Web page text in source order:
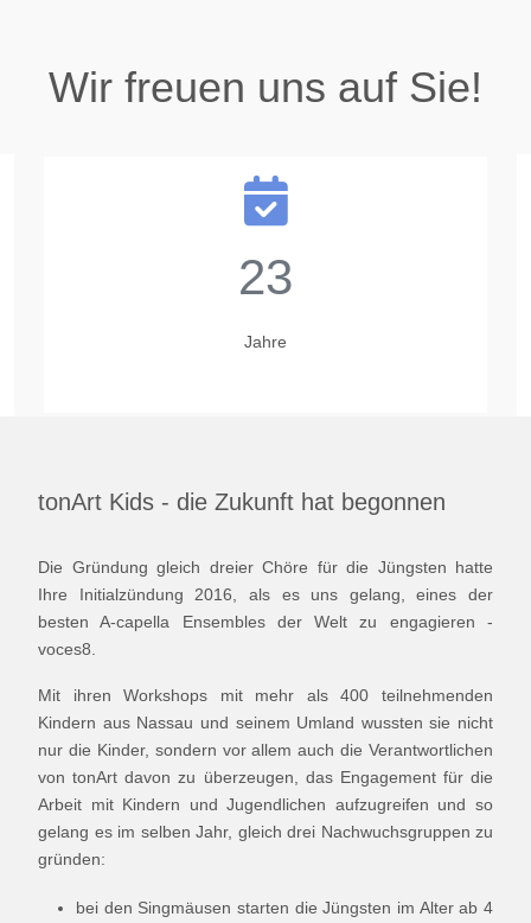
Wir freuen uns auf Sie!
23
Jahre
tonArt Kids - die Zukunft hat begonnen
Die Gründung gleich dreier Chöre für die Jüngsten hatte
Ihre Initialzündung 2016, als es uns gelang, eines der
besten A-capella Ensembles der Welt zu engagieren -
voces8.
Mit ihren Workshops mit mehr als 400 teilnehmenden
Kindern aus Nassau und seinem Umland wussten sie nicht
nur die Kinder, sondern vor allem auch die Verantwortlichen
von tonArt davon zu überzeugen, das Engagement für die
Arbeit mit Kindern und Jugendlichen aufzugreifen und so
gelang es im selben Jahr, gleich drei Nachwuchsgruppen zu
gründen:
bei den Singmäusen starten die Jüngsten im Alter ab 4